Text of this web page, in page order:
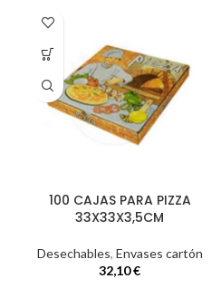
100 CAJAS PARA PIZZA
33X33X3,5CM
Desechables, Envases cartón
32,10€